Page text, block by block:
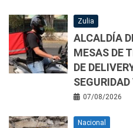
Zulia
ALCALDÍA
MESAS DE
DE
07/08/2026
Nacional